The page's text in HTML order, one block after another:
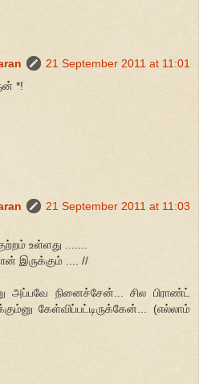
21 September 2011 at 11:01
*!
21 September 2011 at 11:03
உள்ளது .......
இருக்கும் .... //
அப்பவே நினைச்சேன்... சில பிராண்ட்
கேள்விப்பட்டிருக்கேன்... (எல்லாம்